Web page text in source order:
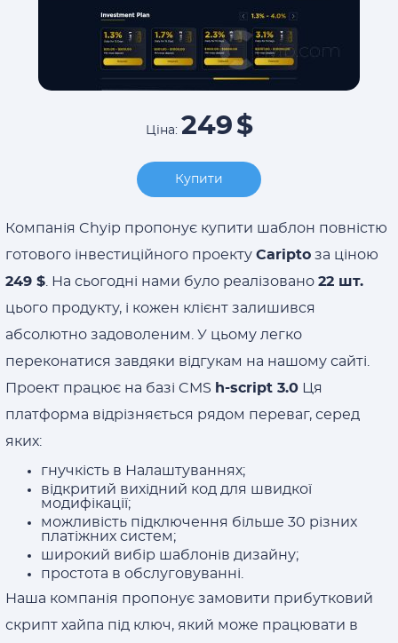
Ціна: 249 $
Купити
Компанія Chyip пропонує купити шаблон повністю
готового інвестиційного проекту Caripto за ціною
249 $ . На сьогодні нами було реалізовано 22 шт.
цього продукту, і кожен клієнт залишився
абсолютно задоволеним. У цьому легко
переконатися завдяки відгукам на нашому сайті.
Проект працює на базі CMS h-script 3.0 Ця
платформа відрізняється рядом переваг, серед
яких:
гнучкість в Налаштуваннях;
відкритий вихідний код для швидкої
модифікації;
можливість підключення більше 30 різних
платіжних систем;
широкий вибір шаблонів дизайну;
простота в обслуговуванні.
Наша компанія пропонує замовити прибутковий
скрипт хайпа під ключ, який може працювати в